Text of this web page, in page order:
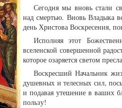
Сегодня мы вновь стали
над смертью. Вновь Владыка
день Христова Воскресения,
Исполняя этот
вселенской совершенной
которое озаряется светом
Воскресший Начальник
душевных и телесных сил,
и подавая утешение в ваших
пользу!